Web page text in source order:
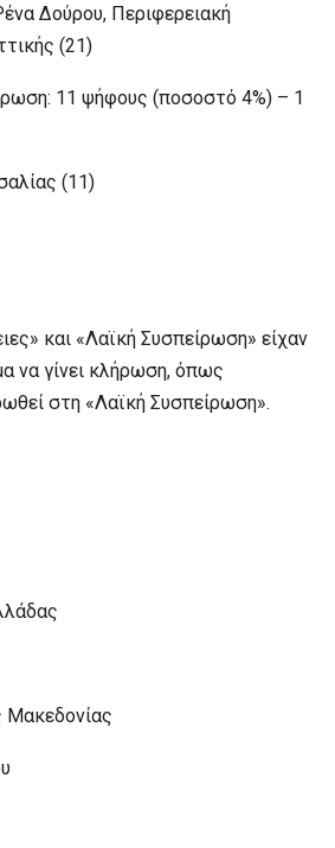
Δούρου, Περιφερειακή
(21)
11 ψήφους (ποσοστό 4%) – 1
(11)
και «Λαϊκή Συσπείρωση» είχαν
να γίνει κλήρωση, όπως
στη «Λαϊκή Συσπείρωση».
Μακεδονίας